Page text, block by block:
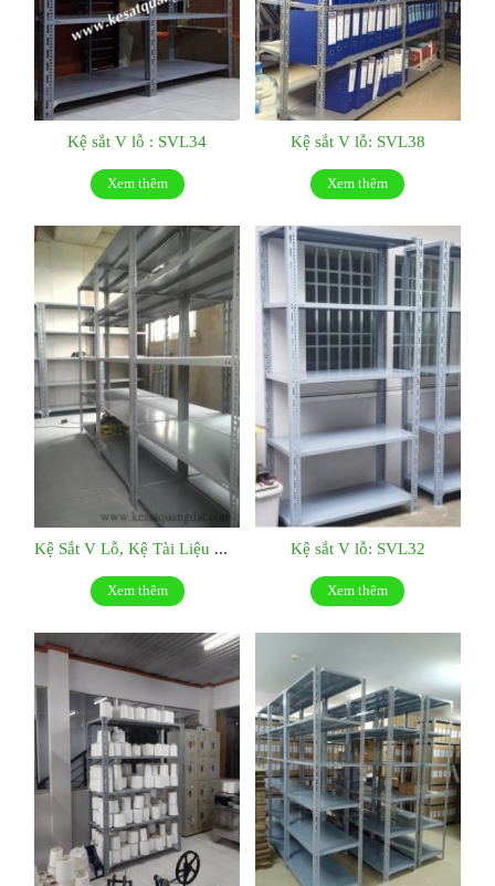
Kệ sắt V lỗ : SVL34
Xem thêm
Kệ sắt V lỗ: SVL38
Xem thêm
Kệ Sắt V Lỗ, Kệ Tài Liệu Giá Tốt Tại Tp.hcm : SVL52
Xem thêm
Kệ sắt V lỗ: SVL32
Xem thêm